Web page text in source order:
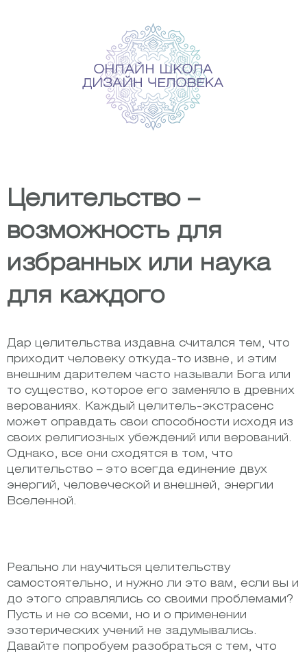
Целительство –
возможность для
избранных или наука
для каждого
Дар целительства издавна считался тем, что
приходит человеку откуда-то извне, и этим
внешним дарителем часто называли Бога или
то существо, которое его заменяло в древних
верованиях. Каждый целитель-экстрасенс
может оправдать свои способности исходя из
своих религиозных убеждений или верований.
Однако, все они сходятся в том, что
целительство – это всегда единение двух
энергий, человеческой и внешней, энергии
Вселенной.
Реально ли научиться целительству
самостоятельно, и нужно ли это вам, если вы и
до этого справлялись со своими проблемами?
Пусть и не со всеми, но и о применении
эзотерических учений не задумывались.
Давайте попробуем разобраться с тем, что